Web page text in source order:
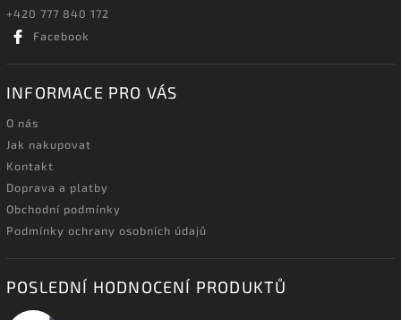
+420 777 840 172
Facebook
INFORMACE PRO VÁS
O nás
Jak nakupovat
Kontakt
Doprava a platby
Obchodní podmínky
Podmínky ochrany osobních údajů
POSLEDNÍ HODNOCENÍ PRODUKTŮ